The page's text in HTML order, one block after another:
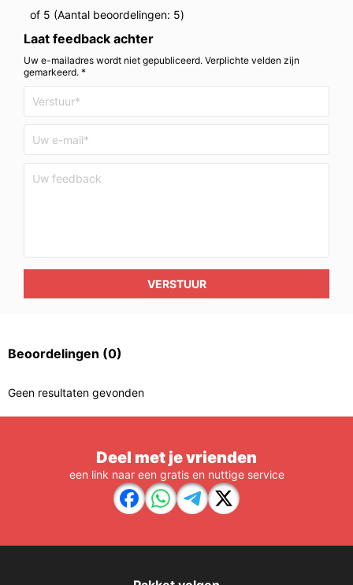
of 5 (Aantal beoordelingen: 5)
Laat feedback achter
Uw e-mailadres wordt niet gepubliceerd. Verplichte velden zijn
gemarkeerd. *
VERSTUUR
Beoordelingen (0)
Geen resultaten gevonden
Deel met je vrienden
een link naar een gratis en nuttige service